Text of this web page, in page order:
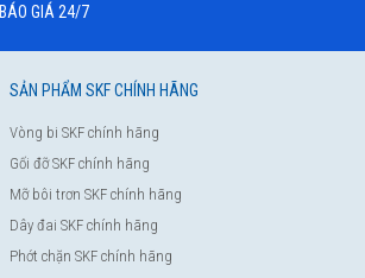
BÁO GIÁ 24/7
SẢN PHẨM SKF CHÍNH HÃNG
Vòng bi SKF chính hãng
Gối đỡ SKF chính hãng
Mỡ bôi trơn SKF chính hãng
Dây đai SKF chính hãng
Phớt chặn SKF chính hãng